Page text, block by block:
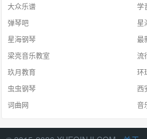
大众乐谱
学
弹琴吧
星
星海钢琴
最
梁亮音乐教室
流
玖月教育
环
虫虫钢琴
西
词曲网
音